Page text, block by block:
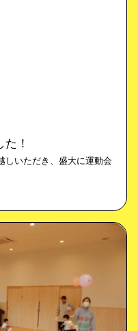
！
いただき、盛大に運動会